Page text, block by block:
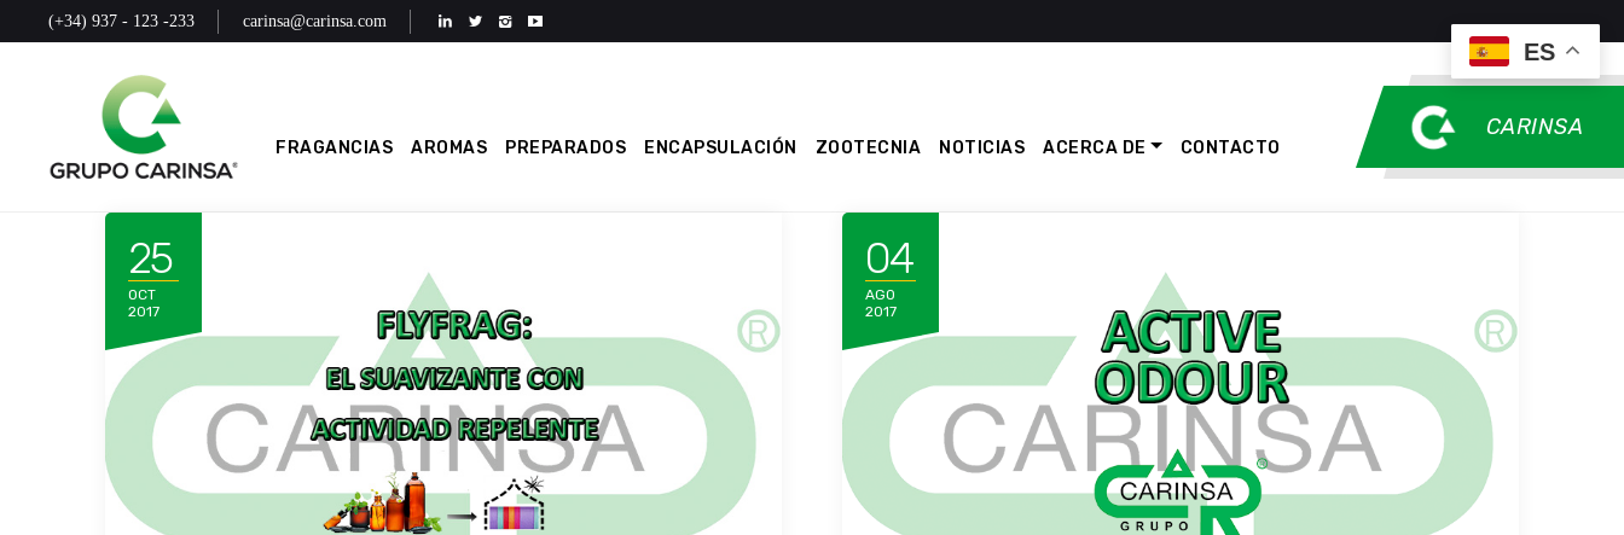
(+34) 937 - 123 -233 carinsa@carinsa.com
FRAGANCIAS AROMAS PREPARADOS ENCAPSULACIÓN ZOOTECNIA NOTICIAS ACERCA DE CONTACTO
CARINSA
25
OCT
2017
04
AGO
2017
ES